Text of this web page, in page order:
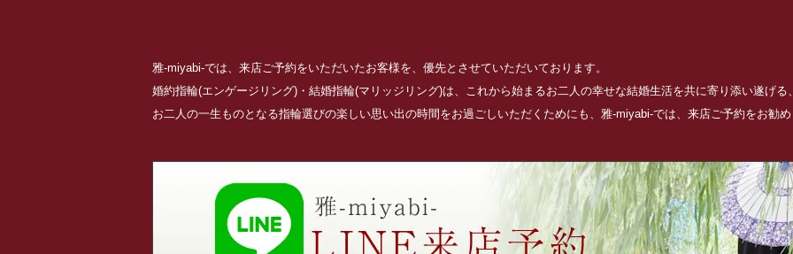
雅-miyabi-では、来店ご予約をいただいたお客様を、優先とさせていただいております。
婚約指輪(エンゲージリング)・結婚指輪(マリッジリング)は、これから始まるお二人の幸せな結婚生活を共に寄り添い遂げ
お二人の一生ものとなる指輪選びの楽しい思い出の時間をお過ごしいただくためにも、雅-miyabi-では、来店ご予約をお勧